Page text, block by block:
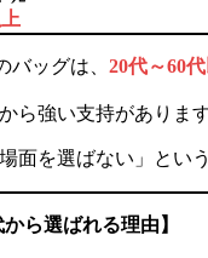
ッグは、 20代～60
から強い支持があります
面を選ばない」とい
ら選ばれる理由】